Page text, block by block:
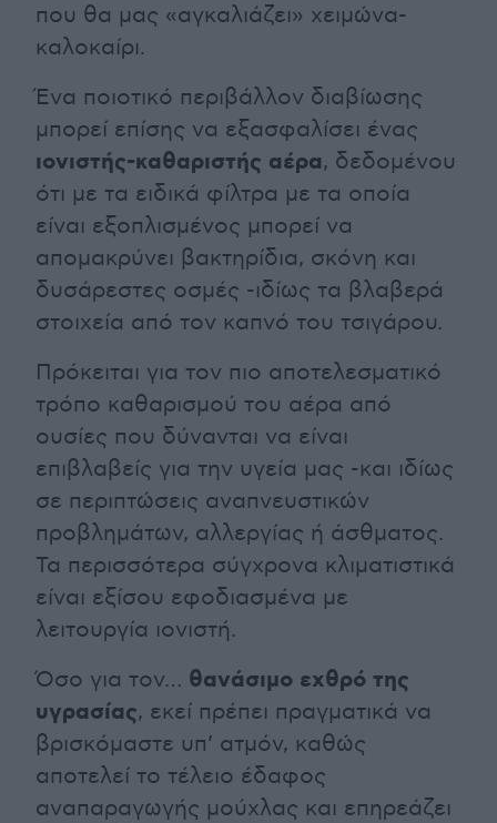
που θα μας «αγκαλιάζει» χειμώνα-
καλοκαίρι.
Ένα ποιοτικό περιβάλλον διαβίωσης
μπορεί επίσης να εξασφαλίσει ένας
ιονιστής-καθαριστής αέρα, δεδομένου
ότι με τα ειδικά φίλτρα με τα οποία
είναι εξοπλισμένος μπορεί να
απομακρύνει βακτηρίδια, σκόνη και
δυσάρεστες οσμές -ιδίως τα βλαβερά
στοιχεία από τον καπνό του τσιγάρου.
Πρόκειται για τον πιο αποτελεσματικό
τρόπο καθαρισμού του αέρα από
ουσίες που δύνανται να είναι
επιβλαβείς για την υγεία μας -και ιδίως
σε περιπτώσεις αναπνευστικών
προβλημάτων, αλλεργίας ή άσθματος.
Τα περισσότερα σύγχρονα κλιματιστικά
είναι εξίσου εφοδιασμένα με
λειτουργία ιονιστή.
Όσο για τον… θανάσιμο εχθρό της
υγρασίας, εκεί πρέπει πραγματικά να
βρισκόμαστε υπ’ ατμόν, καθώς
αποτελεί το τέλειο έδαφος
αναπαραγωγής μούχλας και επηρεάζει